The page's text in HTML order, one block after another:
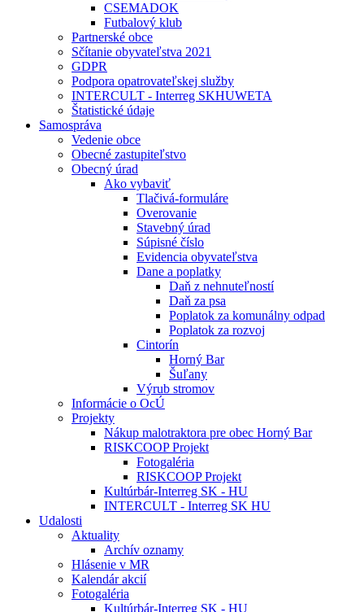
CSEMADOK
Futbalový klub
Partnerské obce
Sčítanie obyvateľstva 2021
GDPR
Podpora opatrovateľskej služby
INTERCULT - Interreg SKHUWETA
Štatistické údaje
Samospráva
Vedenie obce
Obecné zastupiteľstvo
Obecný úrad
Ako vybaviť
Tlačivá-formuláre
Overovanie
Stavebný úrad
Súpisné číslo
Evidencia obyvateľstva
Dane a poplatky
Daň z nehnuteľností
Daň za psa
Poplatok za komunálny odpad
Poplatok za rozvoj
Cintorín
Horný Bar
Šuľany
Výrub stromov
Informácie o OcÚ
Projekty
Nákup malotraktora pre obec Horný Bar
RISKCOOP Projekt
Fotogaléria
RISKCOOP Projekt
Kultúrbár-Interreg SK - HU
INTERCULT - Interreg SK HU
Udalosti
Aktuality
Archív oznamy
Hlásenie v MR
Kalendár akcií
Fotogaléria
Kultúrbár-Interreg SK - HU